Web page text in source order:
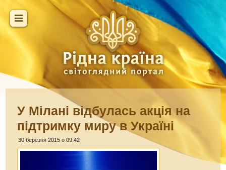
У Мілані відбулась акція на
підтримку миру в Україні
30 березня 2015 о 09:42